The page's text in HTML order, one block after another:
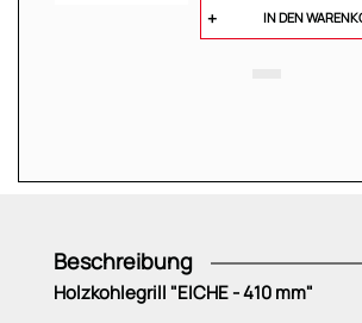
IN DEN
Beschreibung
Holzkohlegrill "EICHE - 410 mm"